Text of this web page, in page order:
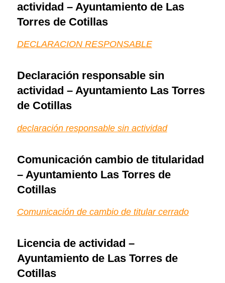
actividad – Ayuntamiento de Las
Torres de Cotillas
DECLARACION RESPONSABLE
Declaración responsable sin
actividad – Ayuntamiento Las Torres
de Cotillas
declaración responsable sin actividad
Comunicación cambio de titularidad
– Ayuntamiento Las Torres de
Cotillas
Comunicación de cambio de titular cerrado
Licencia de actividad –
Ayuntamiento de Las Torres de
Cotillas